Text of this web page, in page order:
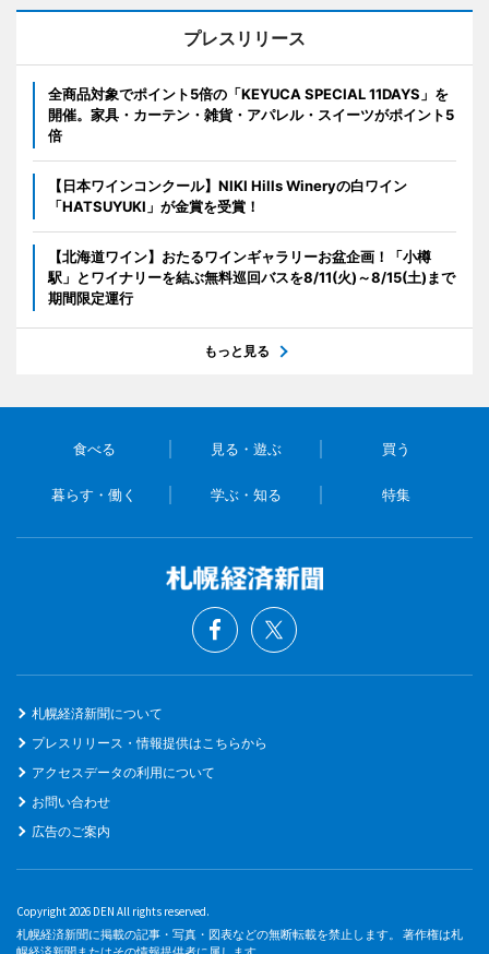
プレスリリース
全商品対象でポイント5倍の「KEYUCA SPECIAL 11DAYS」を
開催。家具・カーテン・雑貨・アパレル・スイーツがポイント5
倍
【日本ワインコンクール】NIKI Hills Wineryの白ワイン
「HATSUYUKI」が金賞を受賞！
【北海道ワイン】おたるワインギャラリーお盆企画！「小樽
駅」とワイナリーを結ぶ無料巡回バスを8/11(火)～8/15(土)まで
期間限定運行
もっと見る
食べる 見る・遊ぶ 買う
暮らす・働く 学ぶ・知る 特集
札幌経済新聞について
プレスリリース・情報提供はこちらから
アクセスデータの利用について
お問い合わせ
広告のご案内
Copyright 2026 DEN All rights reserved.
札幌経済新聞に掲載の記事・写真・図表などの無断転載を禁止します。 著作権は札